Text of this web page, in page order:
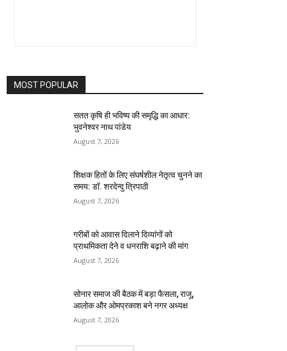
MOST POPULAR
सतत कृषि ही भविष्य की समृद्धि का आधार:
भुवनेश्वर नाथ पांडेय
August 7, 2026
शिक्षक हितों के लिए संघर्षशील नेतृत्व चुनने का
समय: डॉ. शरदेन्दु त्रिपाठी
August 7, 2026
गरीबों को आवास दिलाने दिव्यांगों को
प्राथमिकता देने व धनराशि बढ़ाने की मांग
August 7, 2026
सोनार समाज की बैठक में बड़ा फैसला, राजू,
आलोक और ओमप्रकाश बने नगर अध्यक्ष
August 7, 2026